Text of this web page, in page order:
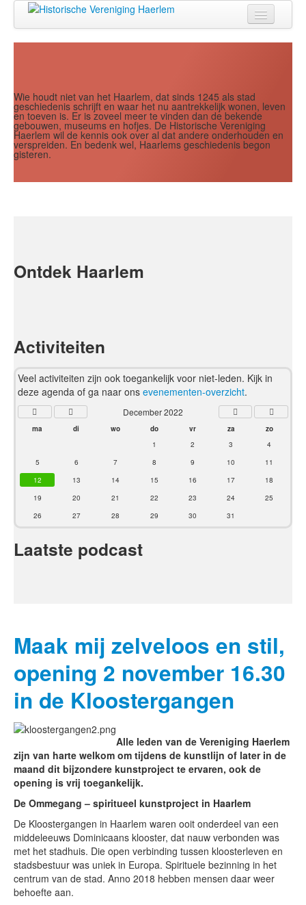
Zien
Lezen
Over ons
Wie houdt niet van het Haarlem, dat sinds 1245 als stad
geschiedenis schrijft en waar het nu aantrekkelijk wonen, leven
en toeven is. Er is zoveel meer te vinden dan de bekende
gebouwen, museums en hofjes. De Historische Vereniging
Haerlem wil de kennis ook over al dat andere onderhouden en
verspreiden. En bedenk wel, Haarlems geschiedenis begon
gisteren.
Ontdek Haarlem
Activiteiten
Veel activiteiten zijn ook toegankelijk voor niet-leden. Kijk in
deze agenda of ga naar ons evenementen-overzicht.
Jaar Maand Jaar
Maand
December 2022
ma di wo do vr za
zo
1
2 3
4
5
6 7 8 9 10
11
12
13 14 15 16 17
18
19
20 21 22 23 24
25
26
27 28 29 30 31
Laatste podcast
Maak mij zelveloos en stil,
opening 2 november 16.30
in de Kloostergangen
Alle leden van de Vereniging Haerlem
zijn van harte welkom om tijdens de kunstlijn of later in de
maand dit bijzondere kunstproject te ervaren, ook de
opening is vrij toegankelijk.
De Ommegang– spiritueel kunstproject in Haarlem
De Kloostergangen in Haarlem waren ooit onderdeel van een
middeleeuws Dominicaans klooster, dat nauw verbonden was
met het stadhuis. Die open verbinding tussen kloosterleven en
stadsbestuur was uniek in Europa. Spirituele bezinning in het
centrum van de stad. Anno 2018 hebben mensen daar weer
behoefte aan.